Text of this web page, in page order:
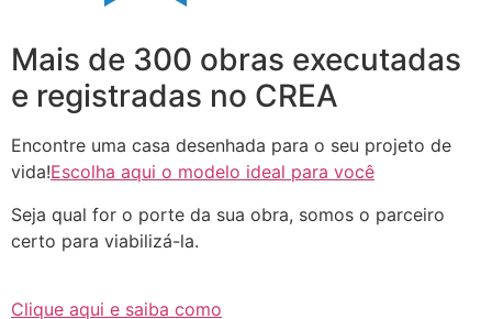
Mais de 300 obras executadas
e registradas no CREA
Encontre uma casa desenhada para o seu projeto de
vida!Escolha aqui o modelo ideal para você
Seja qual for o porte da sua obra, somos o parceiro
certo para viabilizá-la.
Clique aqui e saiba como